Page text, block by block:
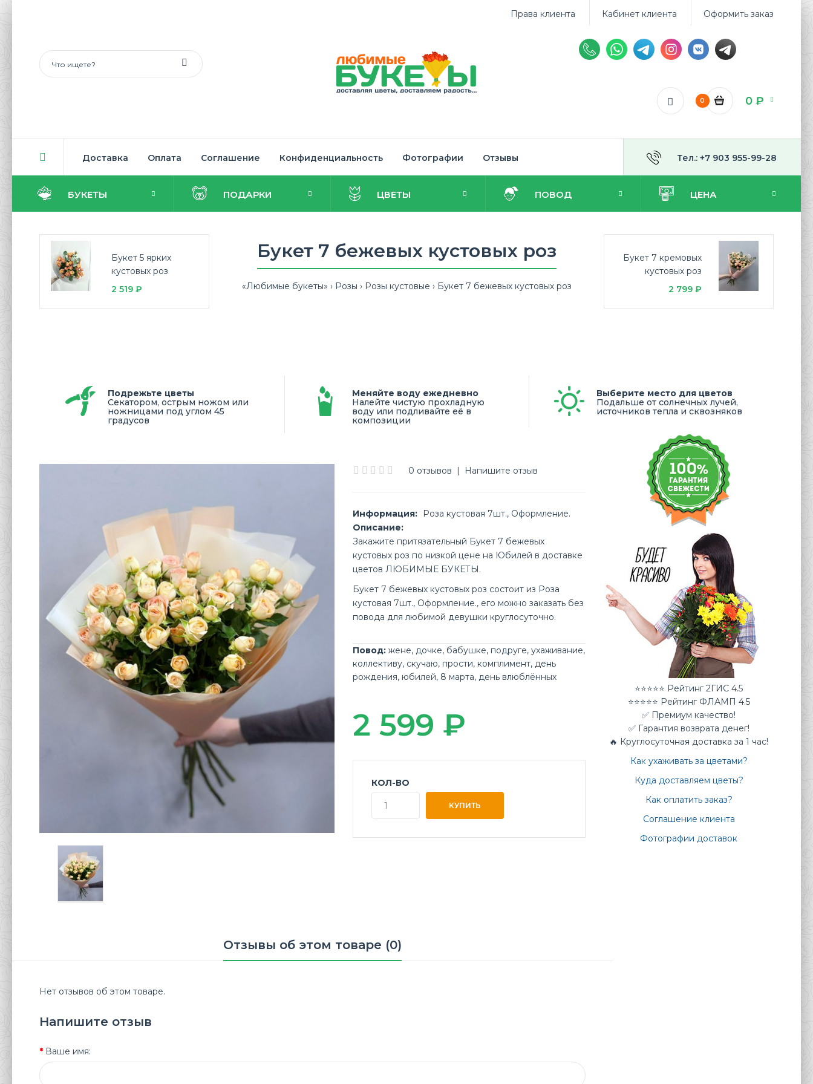
Права клиента Кабинет клиента Оформить заказ
0 0 ₽
Доставка Оплата Соглашение Конфиденциальность Фотографии Отзывы Тел.: +7 903 955-99-28
БУКЕТЫ ПОДАРКИ ЦВЕТЫ ПОВОД ЦЕНА
Букет 5 ярких
кустовых роз
2 519 ₽
Букет 7 бежевых кустовых роз
«Любимые букеты» Розы Розы кустовые Букет 7 бежевых кустовых роз
Букет 7 кремовых
кустовых роз
2 799 ₽
Подрежьте цветы
Секатором, острым ножом или
ножницами под углом 45
градусов
Меняйте воду ежедневно
Налейте чистую прохладную
воду или подливайте её в
композиции
Выберите место для цветов
Подальше от солнечных лучей,
источников тепла и сквозняков
0 отзывов | Напишите отзыв
Информация:
Роза кустовая 7шт., Оформление.
Описание:
Закажите притязательный Букет 7 бежевых
кустовых роз по низкой цене на Юбилей в доставке
цветов ЛЮБИМЫЕ БУКЕТЫ.
Букет 7 бежевых кустовых роз состоит из Роза
кустовая 7шт., Оформление., его можно заказать без
повода для любимой девушки круглосуточно.
Повод: жене, дочке, бабушке, подруге,ухаживание,
коллективу, скучаю, прости, комплимент, день
рождения, юбилей, 8 марта, день влюблённых
2 599 ₽
КОЛ-ВО
Отзывы об этом товаре (0)
Нет отзывов об этом товаре.
Напишите отзыв
Ваше имя:
⭐⭐⭐⭐⭐ Рейтинг 2ГИС 4.5
⭐⭐⭐⭐⭐ Рейтинг ФЛАМП 4.5
✅ Премиум качество!
✅ Гарантия возврата денег!
🔥 Круглосуточная доставка за 1 час!
Как ухаживать за цветами?
Куда доставляем цветы?
Как оплатить заказ?
Соглашение клиента
Фотографии доставок